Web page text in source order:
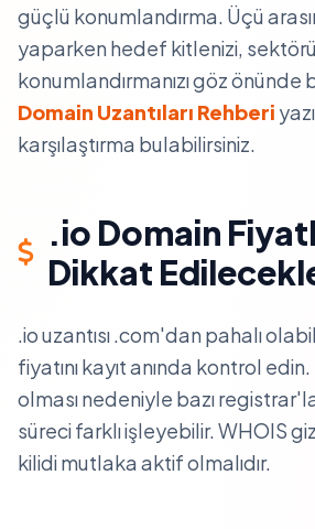
güçlü konumlandırma. Üçü
yaparken hedef kitlenizi,
konumlandırmanızı göz önünde
Domain Uzantıları Rehberi
karşılaştırma bulabilirsiniz.
.io Domain
Dikkat
.io uzantısı .com'dan pahalı
fiyatını kayıt anında kontrol
olması nedeniyle bazı
süreci farklı işleyebilir. WHOIS
kilidi mutlaka aktif olmalıdır.